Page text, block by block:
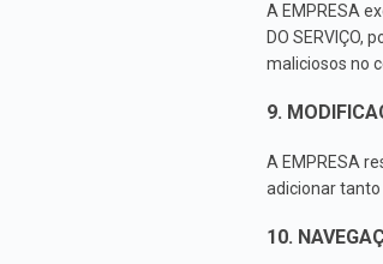
A EMPRESA
DO
maliciosos no
9.
A EMPRESA
adicionar
10.